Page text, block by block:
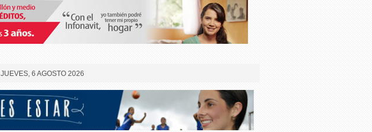
JUEVES, 6 AGOSTO 2026